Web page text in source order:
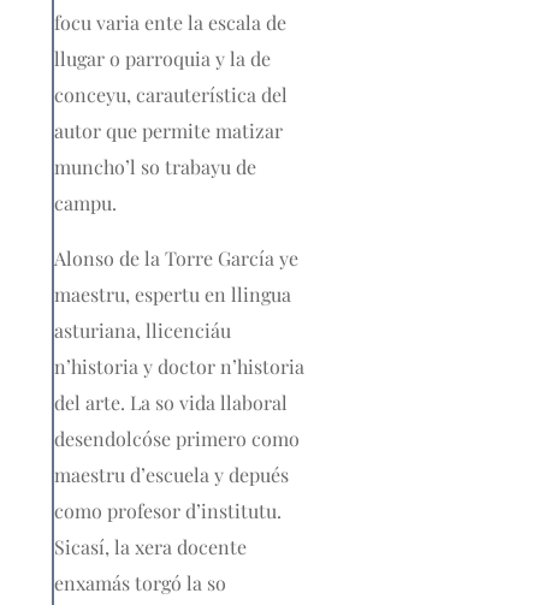
focu varia ente la escala de
llugar o parroquia y la de
conceyu, carauterística del
autor que permite matizar
muncho’l so trabayu de
campu.
Alonso de la Torre García ye
maestru, espertu en llingua
asturiana, llicenciáu
n’historia y doctor n’historia
del arte. La so vida llaboral
desendolcóse primero como
maestru d’escuela y depués
como profesor d’institutu.
Sicasí, la xera docente
enxamás torgó la so